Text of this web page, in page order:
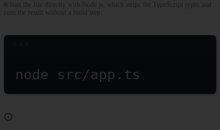
🌐 Run the file directly with Node.js, which strips the TypeScript types and
runs the result without a build step:
node src/app.ts